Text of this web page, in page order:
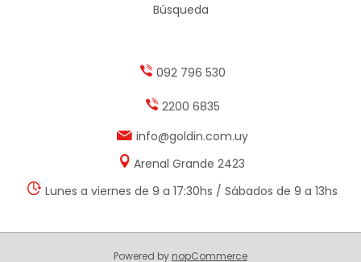
Búsqueda
092 796 530
2200 6835
info@goldin.com.uy
Arenal Grande 2423
Lunes a viernes de 9 a 17:30hs / Sábados de 9 a 13hs
Powered by nopCommerce